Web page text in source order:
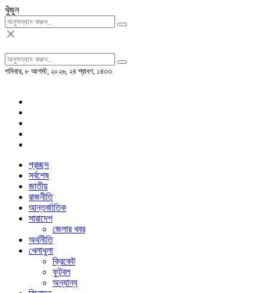
খুঁজুন
শনিবার, ৮ আগস্ট, ২০২৬, ২৪ শ্রাবণ, ১৪৩৩
প্রচ্ছদ
সর্বশেষ
জাতীয়
রাজনীতি
আন্তর্জাতিক
সারাদেশ
জেলার খবর
অর্থনীতি
খেলাধুলা
ক্রিকেট
ফুটবল
অন্যান্য